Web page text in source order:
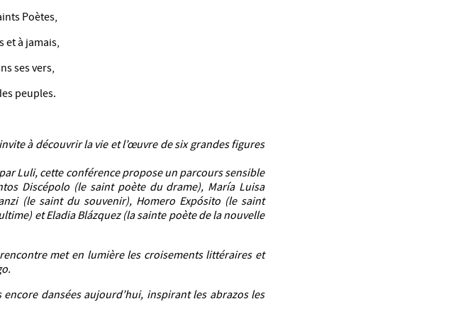
Poètes,
et à jamais,
ses vers,
peuples.
à découvrir la vie et l’œuvre de six grandes figures
Luli, cette conférence propose un parcours sensible
Discépolo (le saint poète du drame), María Luisa
(le saint du souvenir), Homero Expósito (le saint
et Eladia Blázquez (la sainte poète de la nouvelle
met en lumière les croisements littéraires et
dansées aujourd’hui, inspirant les abrazos les